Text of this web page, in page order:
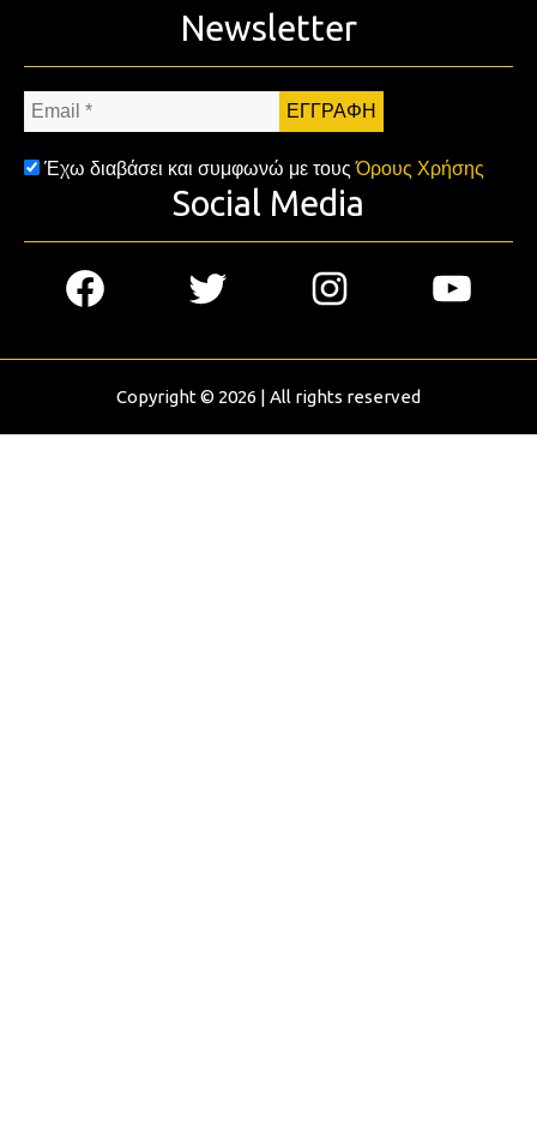
Newsletter
Email
*
Έχω διαβάσει και συμφωνώ με τουςΌρους Χρήσης
Social Media
Facebook Twitter Instagram
Copyright © 2026 | All rights reserved